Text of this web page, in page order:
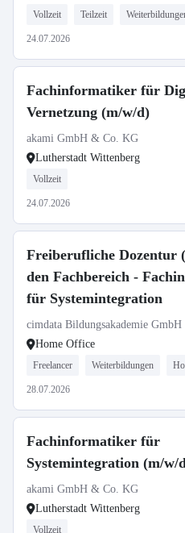
Vollzeit Teilzeit
24.07.2026
Fachinformatiker für
Vernetzung (m/w/d)
akami GmbH & Co. KG
Lutherstadt Wittenberg
Vollzeit
24.07.2026
Freiberufliche Dozentur
den Fachbereich -
für Systemintegration
cimdata Bildungsakademie GmbH
Home Office
Freelancer Weiterbildungen
28.07.2026
Fachinformatiker für
Systemintegration (m/w/
akami GmbH & Co. KG
Lutherstadt Wittenberg
Vollzeit